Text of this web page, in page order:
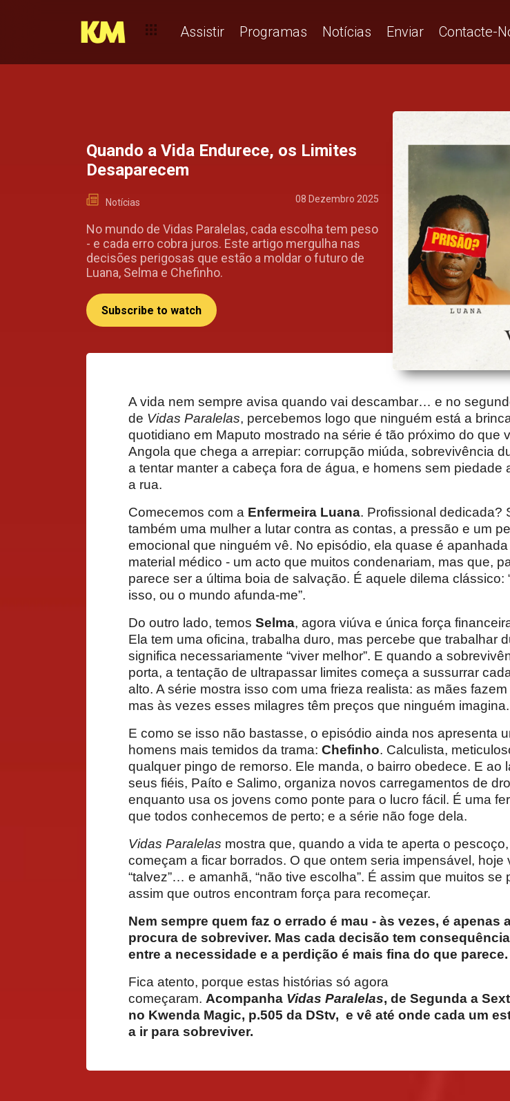
Assistir Programas Notícias Enviar Contacte-
Quando a Vida Endurece, os Limites
Desaparecem
Notícias 08 Dezembro 2025
No mundo de Vidas Paralelas, cada escolha tem peso
- e cada erro cobra juros. Este artigo mergulha nas
decisões perigosas que estão a moldar o futuro de
Luana, Selma e Chefinho.
Subscribe to watch
A vida nem sempre avisa quando vai descambar… e no
de Vidas Paralelas, percebemos logo que ninguém está a
quotidiano em Maputo mostrado na série é tão próximo do que
Angola que chega a arrepiar: corrupção miúda, sobrevivência
a tentar manter a cabeça fora de água, e homens sem piedade
a rua.
Comecemos com a Enfermeira Luana. Profissional dedicada?
também uma mulher a lutar contra as contas, a pressão e um
emocional que ninguém vê. No episódio, ela quase é
material médico - um acto que muitos condenariam, mas que,
parece ser a última boia de salvação. É aquele dilema clássico:
isso, ou o mundo afunda-me”.
Do outro lado, temos Selma, agora viúva e única força
Ela tem uma oficina, trabalha duro, mas percebe que trabalhar
significa necessariamente “viver melhor”. E quando a
porta, a tentação de ultrapassar limites começa a sussurrar
alto. A série mostra isso com uma frieza realista: as mães
mas às vezes esses milagres têm preços que ninguém imagina.
E como se isso não bastasse, o episódio ainda nos apresenta
homens mais temidos da trama: Chefinho. Calculista,
qualquer pingo de remorso. Ele manda, o bairro obedece. E ao
seus fiéis, Paíto e Salimo, organiza novos carregamentos de
enquanto usa os jovens como ponte para o lucro fácil. É uma
que todos conhecemos de perto; e a série não foge dela.
Vidas Paralelas mostra que, quando a vida te aperta o
começam a ficar borrados. O que ontem seria impensável, hoje
“talvez”… e amanhã, “não tive escolha”. É assim que muitos se
assim que outros encontram força para recomeçar.
Nem sempre quem faz o errado é mau - às vezes, é apenas
procura de sobreviver. Mas cada decisão tem
entre a necessidade e a perdição é mais fina do que parece.
Fica atento, porque estas histórias só agora
começaram. Acompanha Vidas Paralelas, de Segunda a
no Kwenda Magic, p.505 da DStv, e vê até onde cada um
a ir para sobreviver.